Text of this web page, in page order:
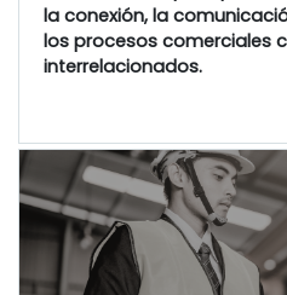
la conexión, la
los procesos comerciales
interrelacionados.